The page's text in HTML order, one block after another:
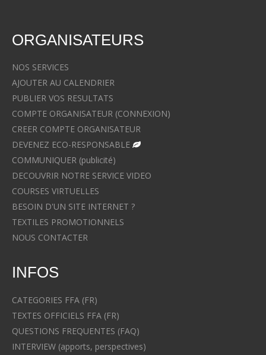
ORGANISATEURS
NOS SERVICES
AJOUTER AU CALENDRIER
PUBLIER VOS RESULTATS
COMPTE ORGANISATEUR (CONNEXION)
CREER COMPTE ORGANISATEUR
DEVENEZ ECO-RESPONSABLE
COMMUNIQUER (publicité)
DECOUVRIR NOTRE SERVICE VIDEO
COURSES VIRTUELLES
BESOIN D'UN SITE INTERNET ?
TEXTILES PROMOTIONNELS
NOUS CONTACTER
INFOS
CATEGORIES FFA (FR)
TEXTES OFFICIELS FFA (FR)
QUESTIONS FREQUENTES (FAQ)
INTERVIEW (apports, perspectives)